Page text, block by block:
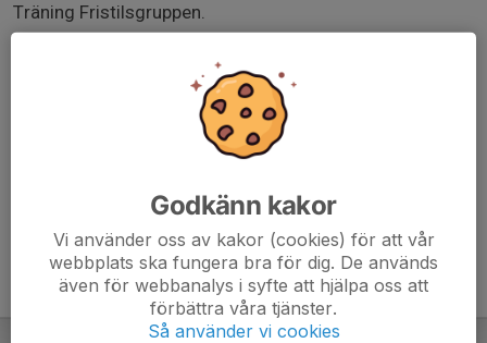
Träning Fristilsgruppen.
Godkänn kakor
Vi använder oss av kakor (cookies) för att vår
webbplats ska fungera bra för dig. De används
även för webbanalys i syfte att hjälpa oss att
förbättra våra tjänster.
Så använder vi cookies